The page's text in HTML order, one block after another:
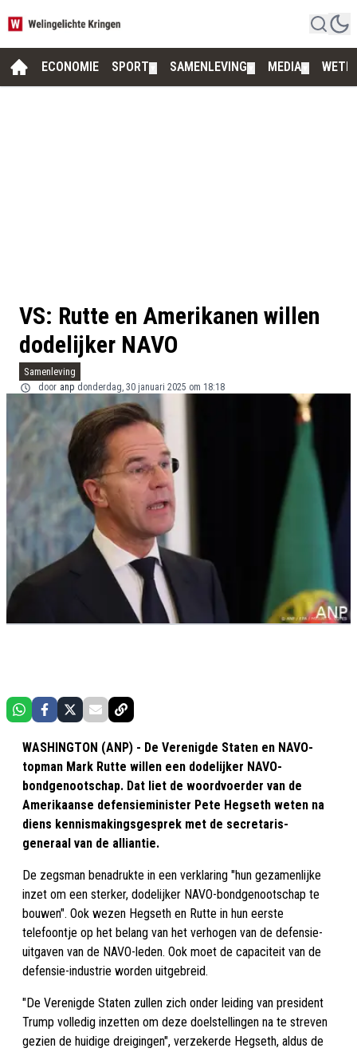
ECONOMIE SPORT SAMENLEVING MEDIA
VS: Rutte en Amerikanen willen
dodelijker NAVO
Samenleving
door anp donderdag, 30 januari 2025 om 18:18
WASHINGTON (ANP) - De Verenigde Staten en NAVO-
topman Mark Rutte willen een dodelijker NAVO-
bondgenootschap. Dat liet de woordvoerder van de
Amerikaanse defensieminister Pete Hegseth weten na
diens kennismakingsgesprek met de secretaris-
generaal van de alliantie.
De zegsman benadrukte in een verklaring "hun gezamenlijke
inzet om een sterker, dodelijker NAVO-bondgenootschap te
bouwen". Ook wezen Hegseth en Rutte in hun eerste
telefoontje op het belang van het verhogen van de defensie-
uitgaven van de NAVO-leden. Ook moet de capaciteit van de
defensie-industrie worden uitgebreid.
"De Verenigde Staten zullen zich onder leiding van president
Trump volledig inzetten om deze doelstellingen na te streven
gezien de huidige dreigingen", verzekerde Hegseth, aldus de